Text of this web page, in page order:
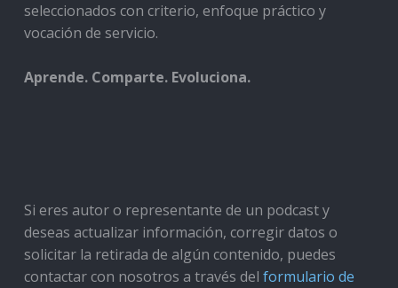
seleccionados con criterio, enfoque práctico y
vocación de servicio.
Aprende. Comparte. Evoluciona.
Si eres autor o representante de un podcast y
deseas actualizar información, corregir datos o
solicitar la retirada de algún contenido, puedes
contactar con nosotros a través del formulario de